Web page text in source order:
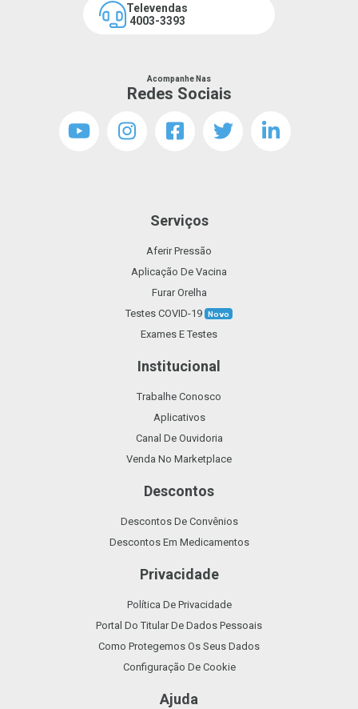
Televendas
4003-3393
Acompanhe Nas
Redes Sociais
Serviços
Aferir Pressão
Aplicação De Vacina
Furar Orelha
Testes COVID-19 Novo
Exames E Testes
Institucional
Trabalhe Conosco
Aplicativos
Canal De Ouvidoria
Venda No Marketplace
Descontos
Descontos De Convênios
Descontos Em Medicamentos
Privacidade
Política De Privacidade
Portal Do Titular De Dados Pessoais
Como Protegemos Os Seus Dados
Configuração De Cookie
Ajuda